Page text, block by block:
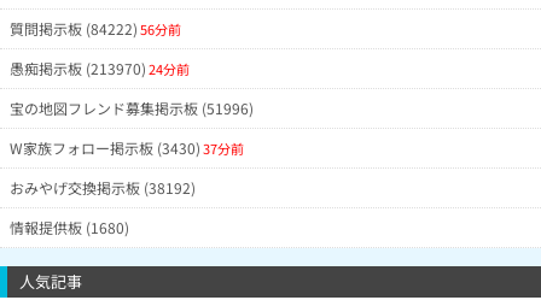
質問掲示板 (84222)56分前
愚痴掲示板 (213970)24分前
宝の地図フレンド募集掲示板 (51996)
W家族フォロー掲示板 (3430)37分前
おみやげ交換掲示板 (38192)
情報提供板 (1680)
人気記事